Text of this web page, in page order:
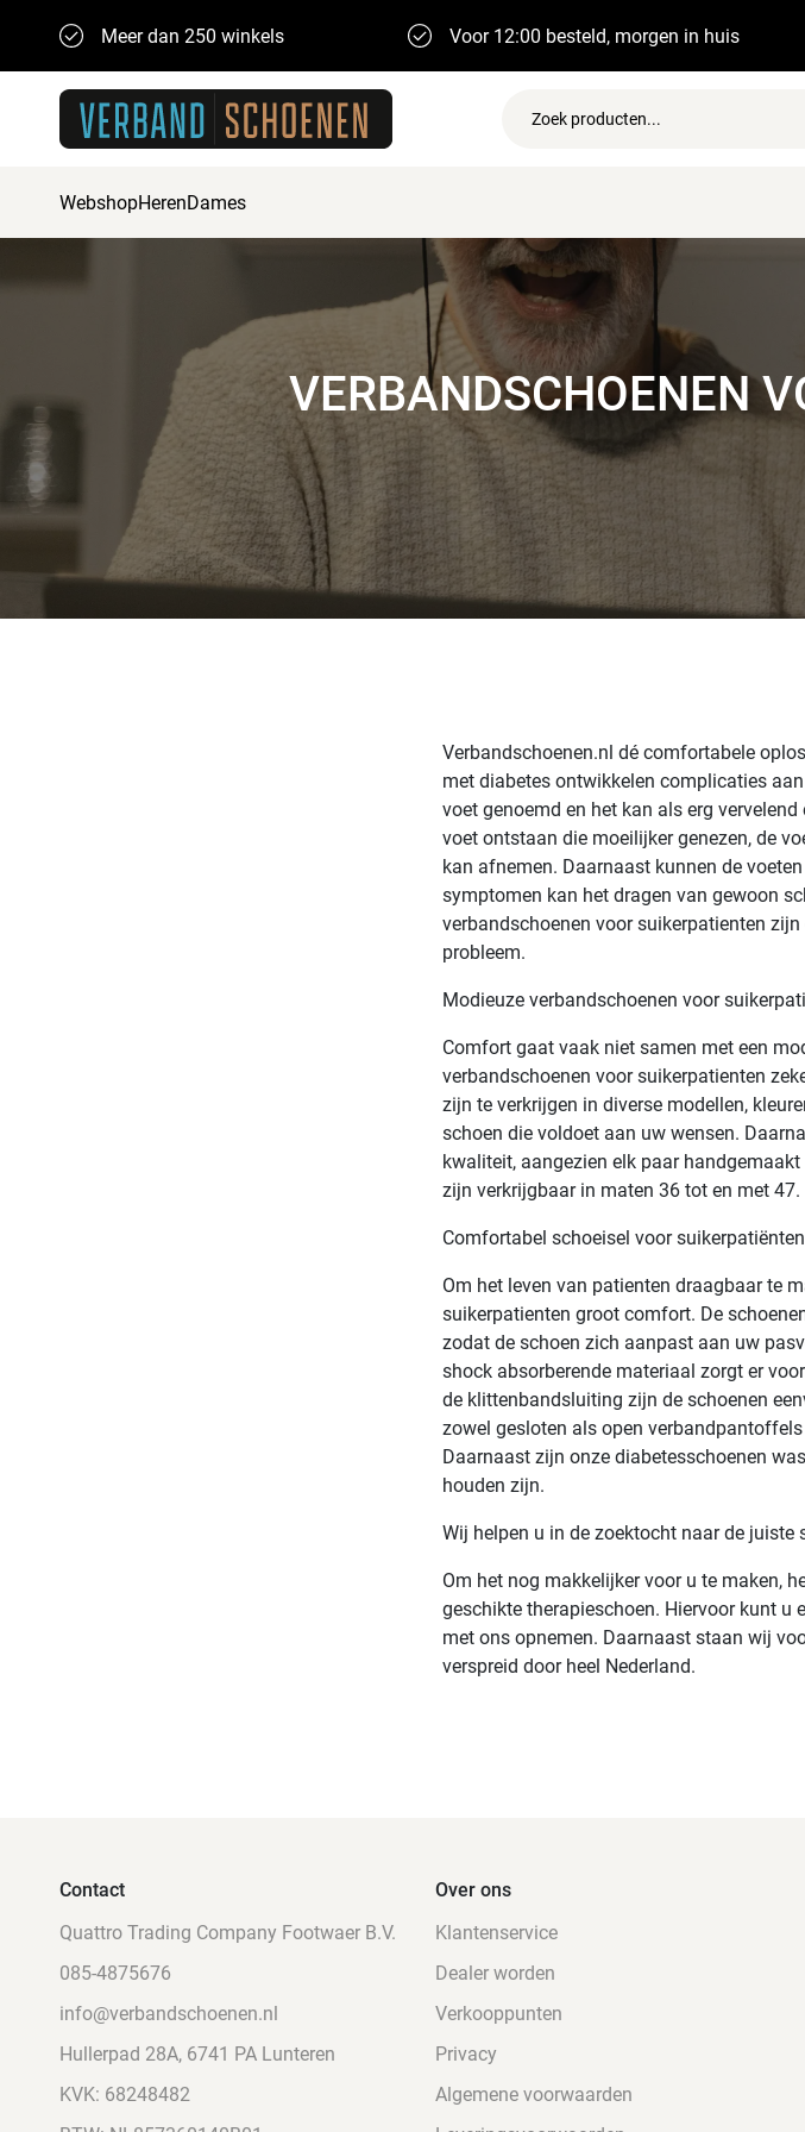
Meer dan 250 winkels Voor 12:00 besteld, morgen in huis
WebshopHerenDames
VERBANDSCHOENEN
Verbandschoenen.nl dé comfortabele
met diabetes ontwikkelen complicaties
voet genoemd en het kan als erg
voet ontstaan die moeilijker genezen, de
kan afnemen. Daarnaast kunnen de
symptomen kan het dragen van gewoon
verbandschoenen voor suikerpatienten
probleem.
Modieuze verbandschoenen voor
Comfort gaat vaak niet samen met een
verbandschoenen voor suikerpatienten
zijn te verkrijgen in diverse modellen,
schoen die voldoet aan uw wensen.
kwaliteit, aangezien elk paar
zijn verkrijgbaar in maten 36 tot en met 47.
Comfortabel schoeisel voor suikerpatiënten
Om het leven van patienten draagbaar te
suikerpatienten groot comfort. De
zodat de schoen zich aanpast aan uw
shock absorberende materiaal zorgt er
de klittenbandsluiting zijn de schoenen
zowel gesloten als open
Daarnaast zijn onze diabetesschoenen
houden zijn.
Wij helpen u in de zoektocht naar de juiste
Om het nog makkelijker voor u te maken,
geschikte therapieschoen. Hiervoor kunt
met ons opnemen. Daarnaast staan wij
verspreid door heel Nederland.
Contact
Quattro Trading Company Footwaer B.V.
085-4875676
info@verbandschoenen.nl
Hullerpad 28A, 6741 PA Lunteren
KVK: 68248482
Over ons
Klantenservice
Dealer worden
Verkooppunten
Privacy
Algemene voorwaarden